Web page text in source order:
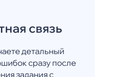
связь
детальный
сразу после
задания с